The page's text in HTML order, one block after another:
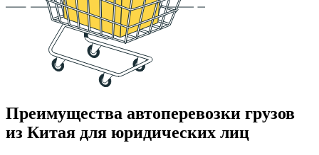
Преимущества автоперевозки грузов
из Китая для юридических лиц